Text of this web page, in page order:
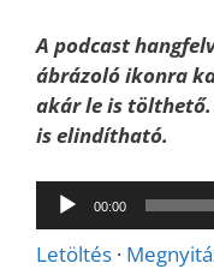
A podcast
ábrázoló ikonra
akár le is
is elindítható.
Audió
lejátszó
00:00
Letöltés ·